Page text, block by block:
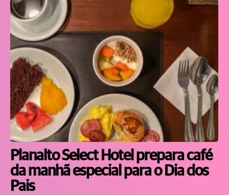
Planalto Select Hotel prepara café
da manhã especial para o Dia dos
Pais